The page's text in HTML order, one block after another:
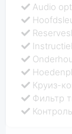
Audio
Круиз-
Фильтр